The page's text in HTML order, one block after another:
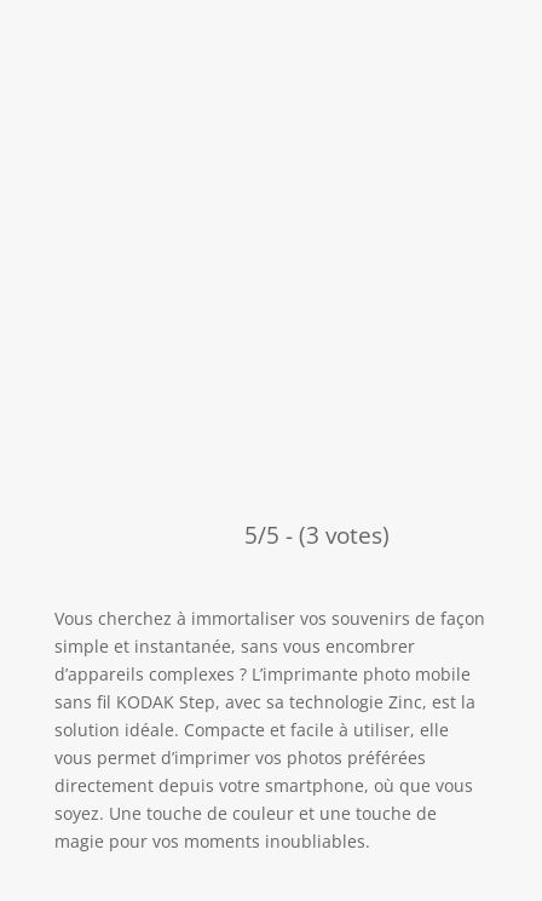
5/5 - (3 votes)
Vous cherchez à immortaliser vos souvenirs de façon
simple et instantanée, sans vous encombrer
d’appareils complexes ? L’imprimante photo mobile
sans fil KODAK Step, avec sa technologie Zinc, est la
solution idéale. Compacte et facile à utiliser, elle
vous permet d’imprimer vos photos préférées
directement depuis votre smartphone, où que vous
soyez. Une touche de couleur et une touche de
magie pour vos moments inoubliables.